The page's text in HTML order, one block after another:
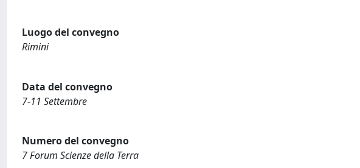
Luogo del convegno
Rimini
Data del convegno
7-11 Settembre
Numero del convegno
7 Forum Scienze della Terra